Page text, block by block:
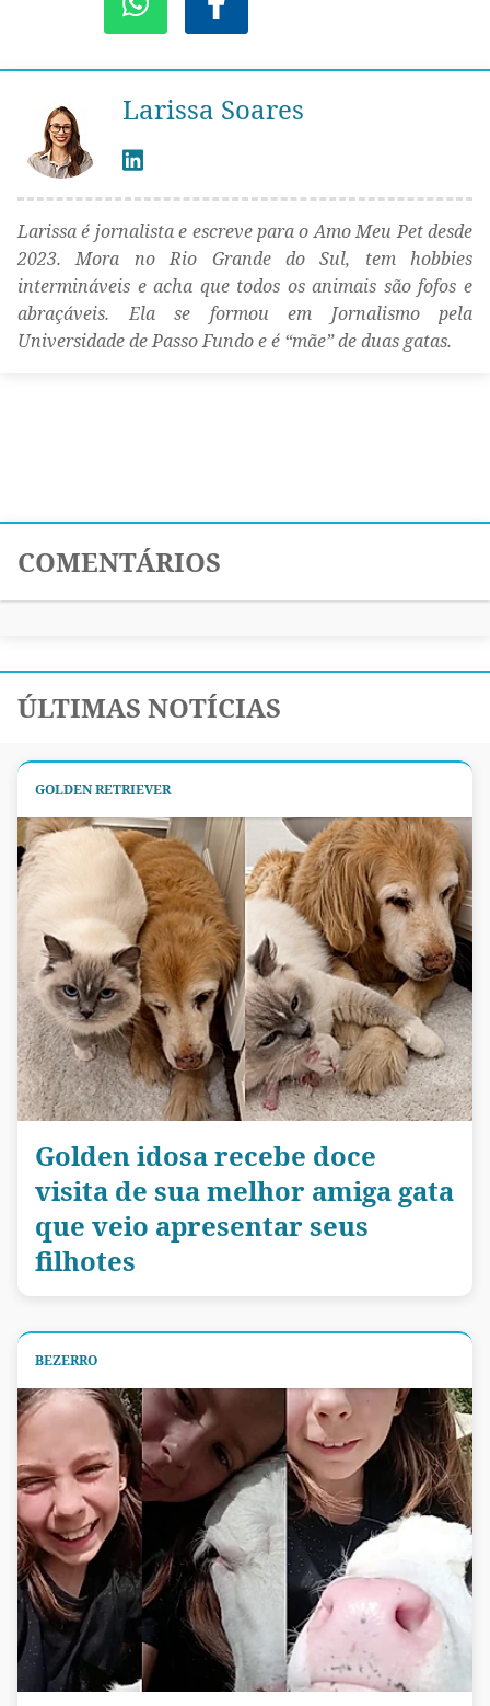
Larissa Soares
Larissa é jornalista e escreve para o Amo Meu Pet desde
2023. Mora no Rio Grande do Sul, tem hobbies
intermináveis e acha que todos os animais são fofos e
abraçáveis. Ela se formou em Jornalismo pela
Universidade de Passo Fundo e é “mãe” de duas gatas.
COMENTÁRIOS
ÚLTIMAS NOTÍCIAS
GOLDEN RETRIEVER
Golden idosa recebe doce
visita de sua melhor amiga gata
que veio apresentar seus
filhotes
BEZERRO